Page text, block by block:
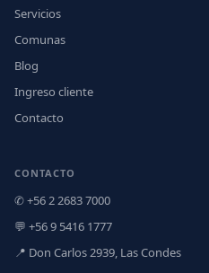
Servicios
Comunas
Blog
Ingreso cliente
Contacto
CONTACTO
✆ +56 2 2683 7000
💬 +56 9 5416 1777
📍 Don Carlos 2939, Las Condes